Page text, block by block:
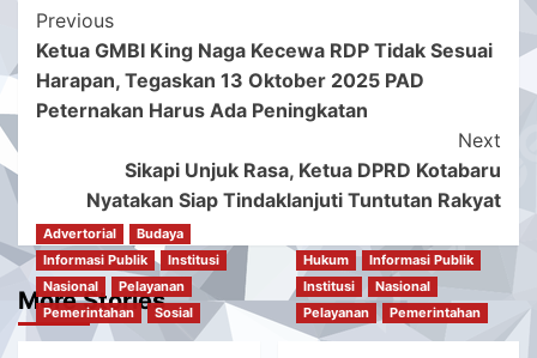
Post
Navigation
Previous
Ketua GMBI King Naga Kecewa RDP Tidak Sesuai
Harapan, Tegaskan 13 Oktober 2025 PAD
Peternakan Harus Ada Peningkatan
Next
Sikapi Unjuk Rasa, Ketua DPRD Kotabaru
Nyatakan Siap Tindaklanjuti Tuntutan Rakyat
More Stories
Advertorial
Budaya
Informasi Publik
Institusi
Nasional
Pelayanan
Pemerintahan
Sosial
Hukum
Informasi Publik
Institusi
Nasional
Pelayanan
Pemerintahan